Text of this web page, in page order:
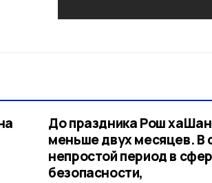
До праздника Рош
меньше двух месяцев. В
непростой период в
безопасности,